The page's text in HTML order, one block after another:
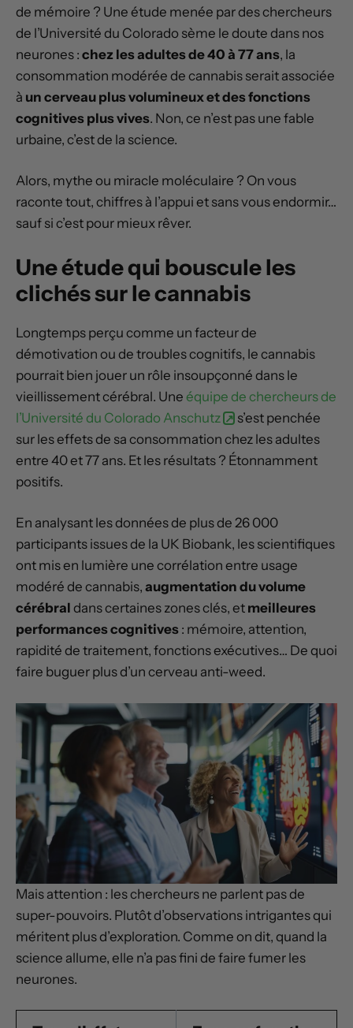
de mémoire ? Une étude menée par des chercheurs
de l’Université du Colorado sème le doute dans nos
neurones : chez les adultes de 40 à 77 ans, la
consommation modérée de cannabis serait associée
à un cerveau plus volumineux et des fonctions
cognitives plus vives. Non, ce n’est pas une fable
urbaine, c’est de la science.
Alors, mythe ou miracle moléculaire ? On vous
raconte tout, chiffres à l’appui et sans vous endormir…
sauf si c’est pour mieux rêver.
Une étude qui bouscule les
clichés sur le cannabis
Longtemps perçu comme un facteur de
démotivation ou de troubles cognitifs, le cannabis
pourrait bien jouer un rôle insoupçonné dans le
vieillissement cérébral. Une équipe de chercheurs de
l’Université du Colorado Anschutz
s’est penchée
sur les effets de sa consommation chez les adultes
entre 40 et 77 ans. Et les résultats ? Étonnamment
positifs.
En analysant les données de plus de 26 000
participants issues de la UK Biobank, les scientifiques
ont mis en lumière une corrélation entre usage
modéré de cannabis, augmentation du volume
cérébral dans certaines zones clés, et meilleures
performances cognitives : mémoire, attention,
rapidité de traitement, fonctions exécutives… De quoi
faire buguer plus d’un cerveau anti-weed.
Mais attention : les chercheurs ne parlent pas de
super-pouvoirs. Plutôt d’observations intrigantes qui
méritent plus d’exploration. Comme on dit, quand la
science allume, elle n’a pas fini de faire fumer les
neurones.